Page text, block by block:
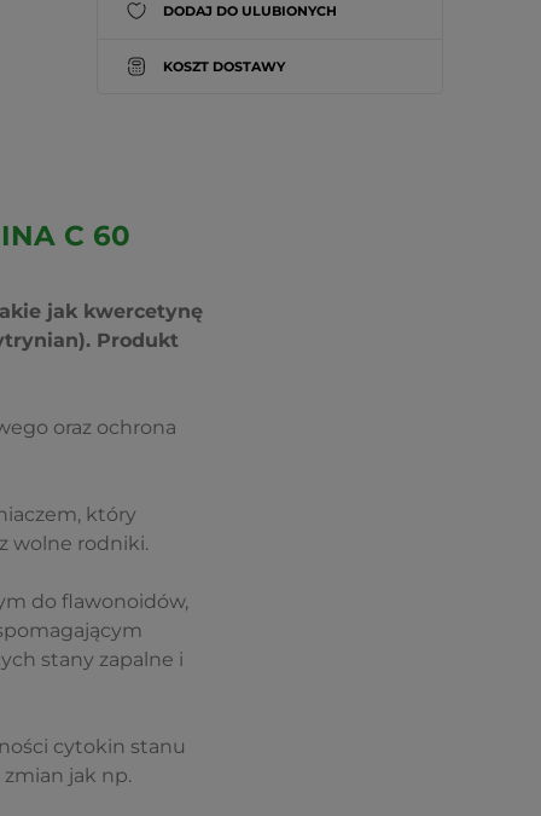
DODAJ DO ULUBIONYCH
KOSZT DOSTAWY
C 60
jak kwercetynę
Produkt
oraz ochrona
który
wolne rodniki.
do flawonoidów,
stany zapalne i
cytokin stanu
jak np.